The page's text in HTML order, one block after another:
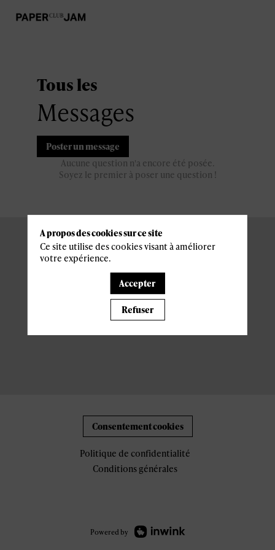
Tous les
Messages
Poster un message
Aucune question n'a encore été posée.
Soyez le premier à poser une question !
Consentement cookies
Politique de confidentialité
Conditions générales
Powered by
A propos des cookies sur ce site
Ce site utilise des cookies visant à améliorer
votre expérience.
Accepter
Refuser